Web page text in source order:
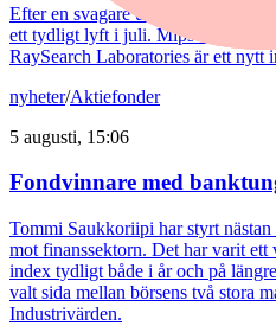
Efter en svagare utveckling hittills
ett tydligt lyft i juli. Mips bidrog
RaySearch Laboratories är ett nytt
nyheter/Aktiefonder
5 augusti, 15:06
Fondvinnare med
Tommi Saukkoriipi har styrt
mot finanssektorn. Det har varit ett
index tydligt både i år och på
valt sida mellan börsens två stora
Industrivärden.